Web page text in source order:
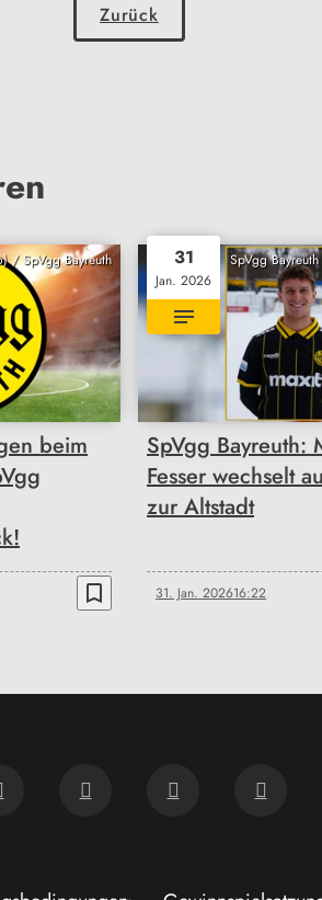
Zurück
/ SpVgg Bayreuth
beim
bookmark_border
SpVgg
31
Jan. 2026
SpVgg Bayreuth:
Fesser wechselt
zur Altstadt
31. Jan. 202616:22